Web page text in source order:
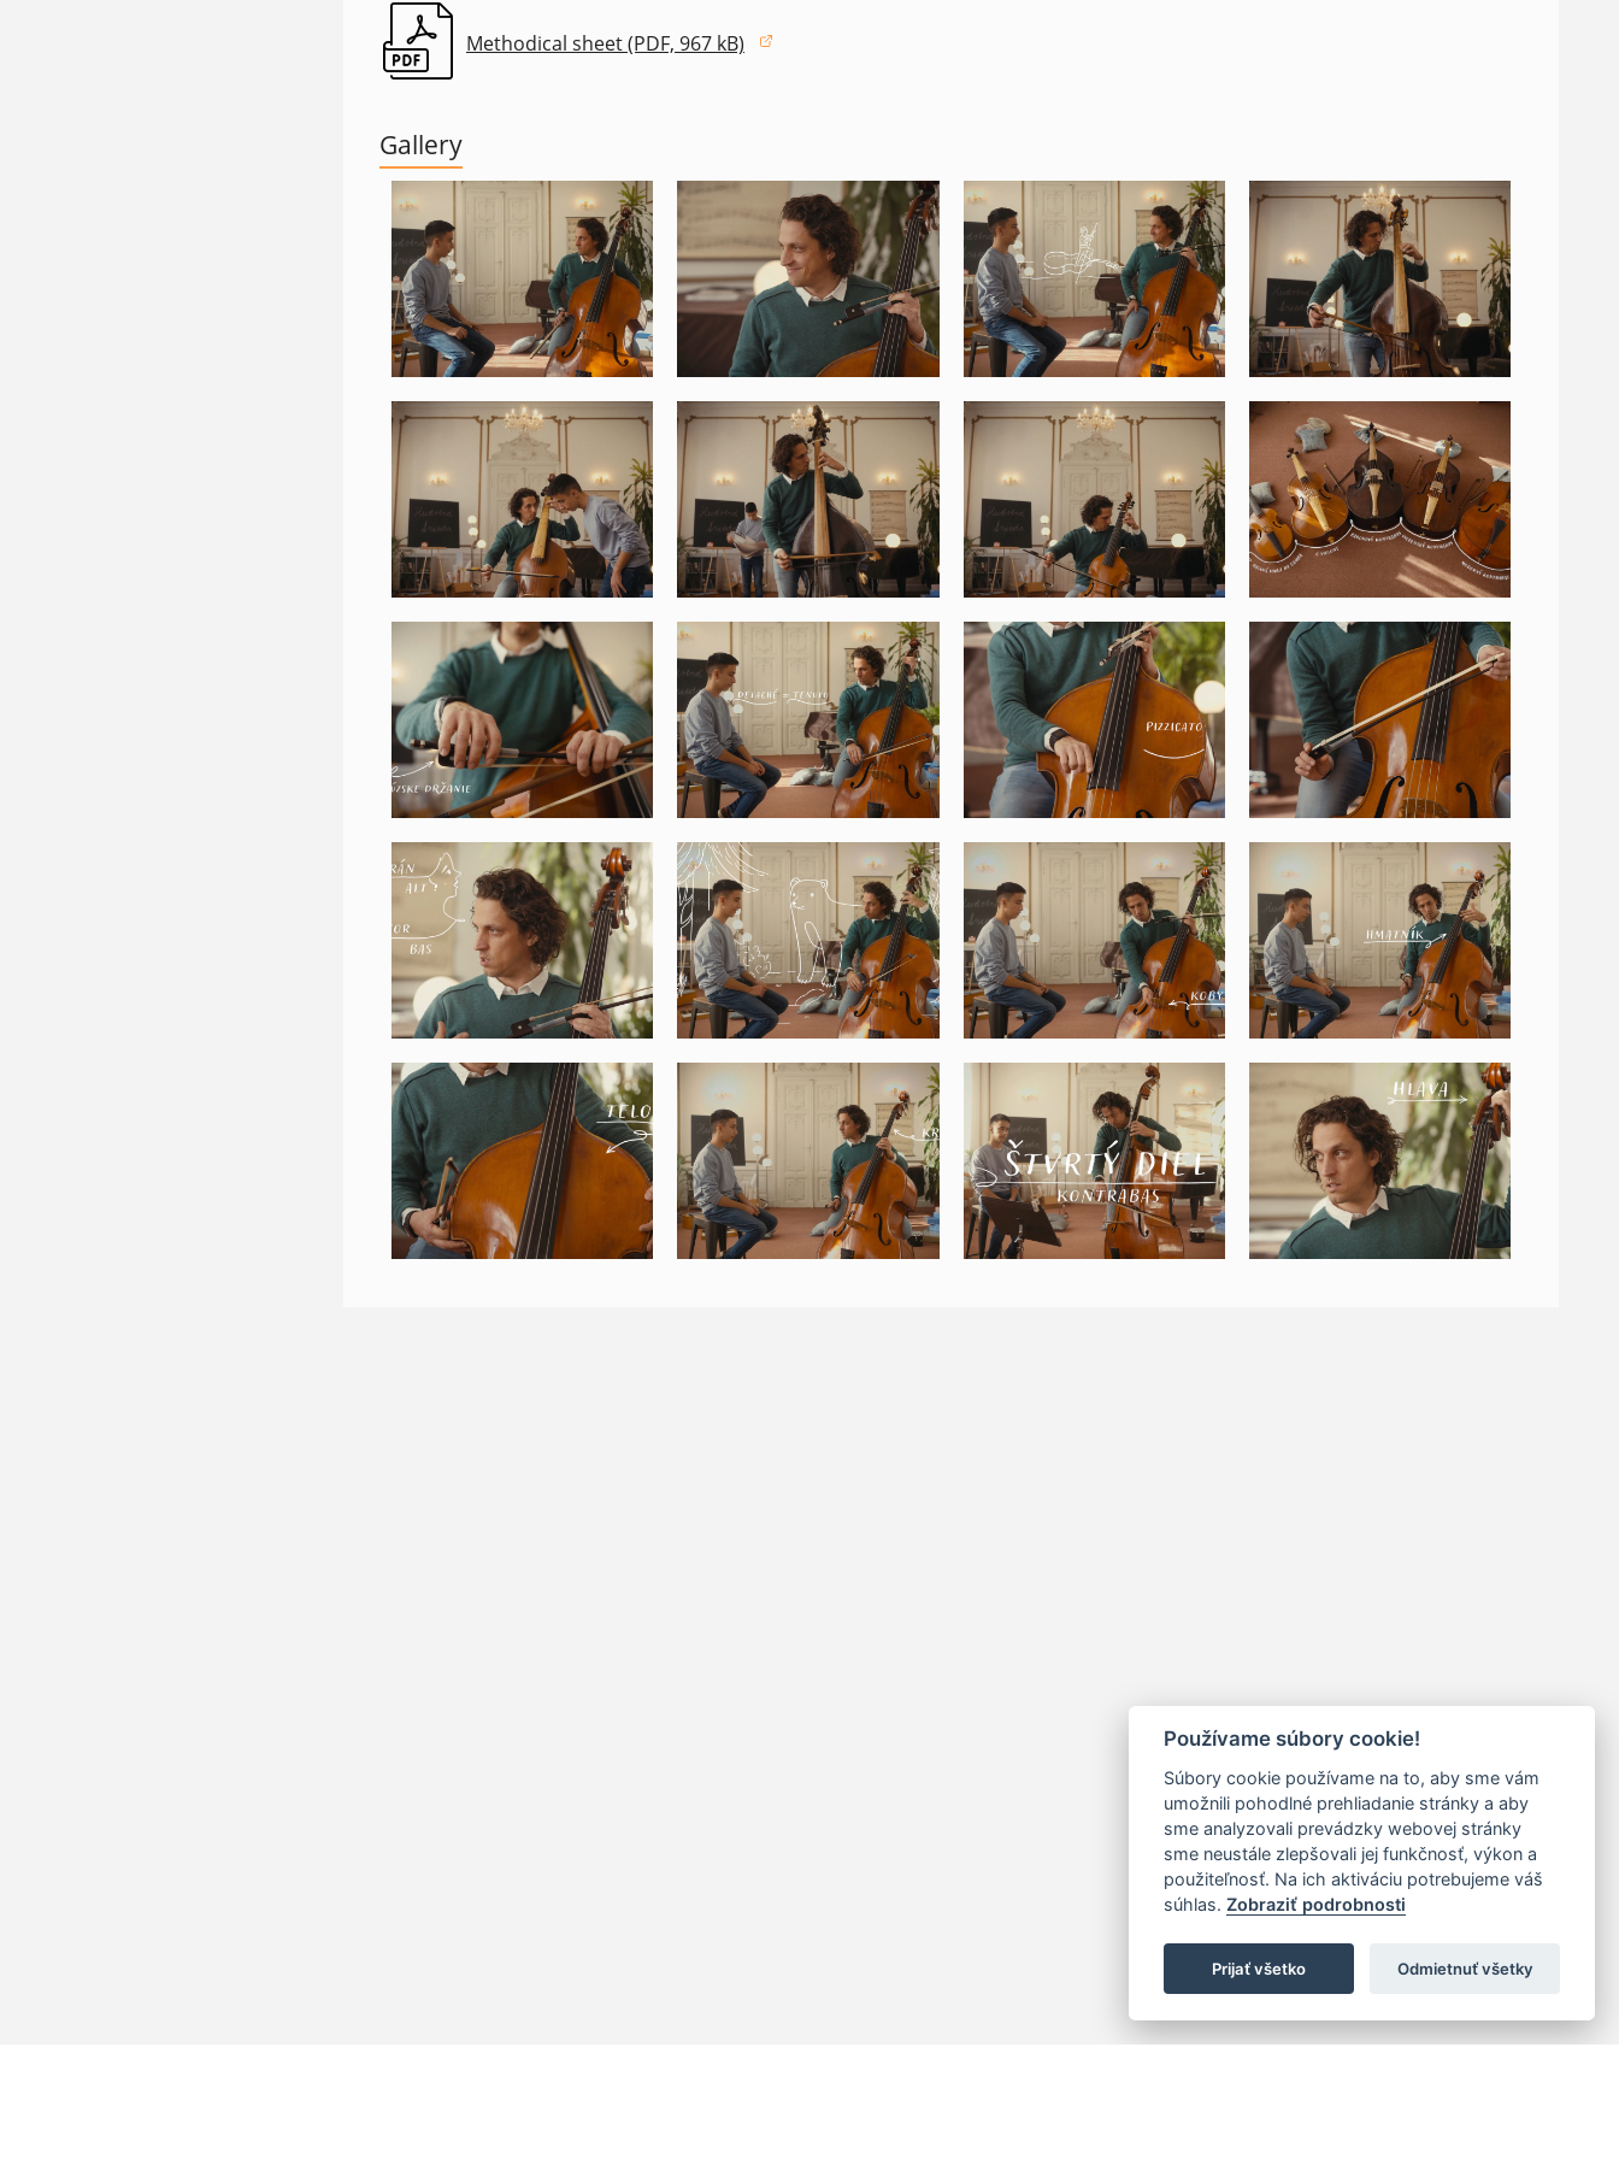
Methodical sheet (PDF, 967 kB)
(opens in a new window)
Gallery
Používame súbory cookie!
Súbory cookie používame na to, aby sme vám
umožnili pohodlné prehliadanie stránky a aby
sme analyzovali prevádzky webovej stránky
sme neustále zlepšovali jej funkčnosť, výkon a
použiteľnosť. Na ich aktiváciu potrebujeme váš
súhlas. Zobraziť podrobnosti
Prijať všetko Odmietnuť všetky